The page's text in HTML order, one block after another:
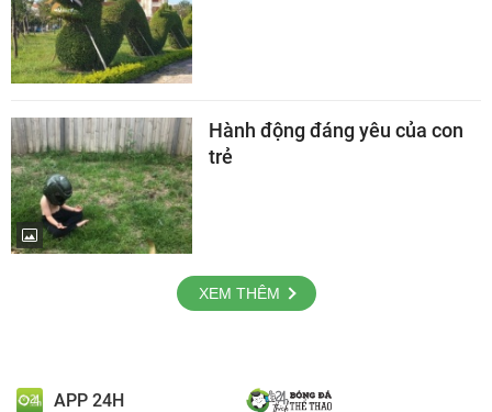
Hành động đáng yêu của con
trẻ
XEM THÊM
APP 24H